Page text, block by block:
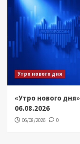
Утро нового дня
«Утро нового дня»
06.08.2026
06/08/2026 0